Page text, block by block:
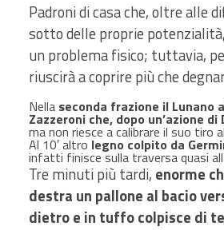
Padroni di casa che, oltre alle
sotto delle proprie
un problema fisico; tuttavia,
riuscirà a coprire più che
Nella seconda frazione il Lunano
Zazzeroni che, dopo un’azione
ma non riesce a calibrare il suo tiro
Al 10′ altro legno colpito da
infatti finisce sulla traversa quasi
Tre minuti più tardi, enorme
destra un pallone al bacio
dietro e in tuffo colpisce di